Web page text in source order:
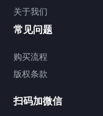
视频中心
关于我们
常见问题
购买流程
版权条款
扫码加微信